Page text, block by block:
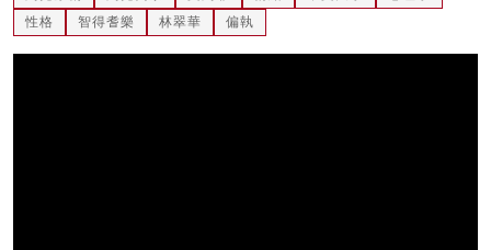
性格
智得耆樂 林翠華 偏執